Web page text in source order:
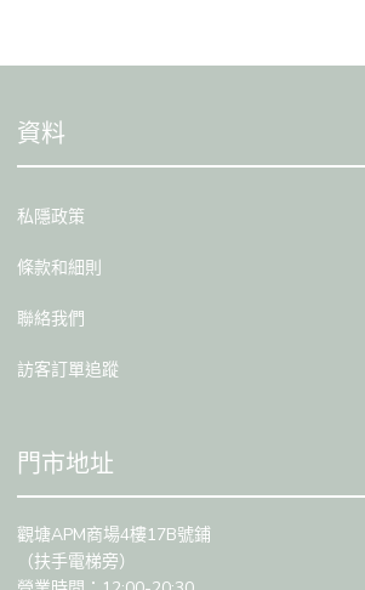
資料
私隱政策
條款和細則
聯絡我們
訪客訂單追蹤
門市地址
觀塘APM商場4樓17B號鋪
（扶手電梯旁）